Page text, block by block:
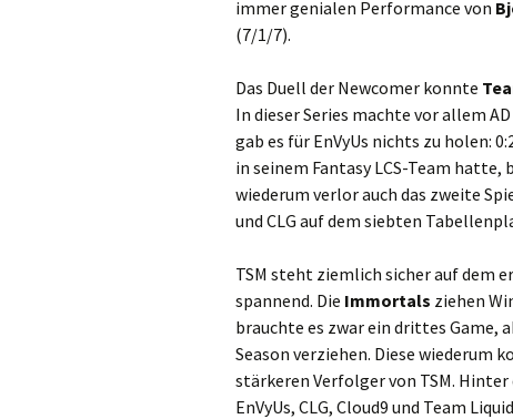
immer genialen Performance von
(7/1/7).
Das Duell der Newcomer konnte
In dieser Series machte vor allem
gab es für EnVyUs nichts zu holen:
in seinem Fantasy LCS-Team
wiederum verlor auch das zweite
und CLG auf dem siebten
TSM steht ziemlich sicher auf dem
spannend. Die Immortals ziehen
brauchte es zwar ein drittes Game,
Season verziehen. Diese wiederum
stärkeren Verfolger von TSM.
EnVyUs, CLG, Cloud9 und Team